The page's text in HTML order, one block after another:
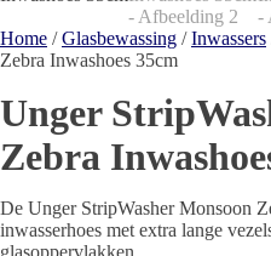
Home /Glasbewassing /Inwassers
Zebra Inwashoes 35cm
Unger
Zebra
De Unger StripWasher Monsoon
inwasserhoes met extra lange
glasoppervlakken.